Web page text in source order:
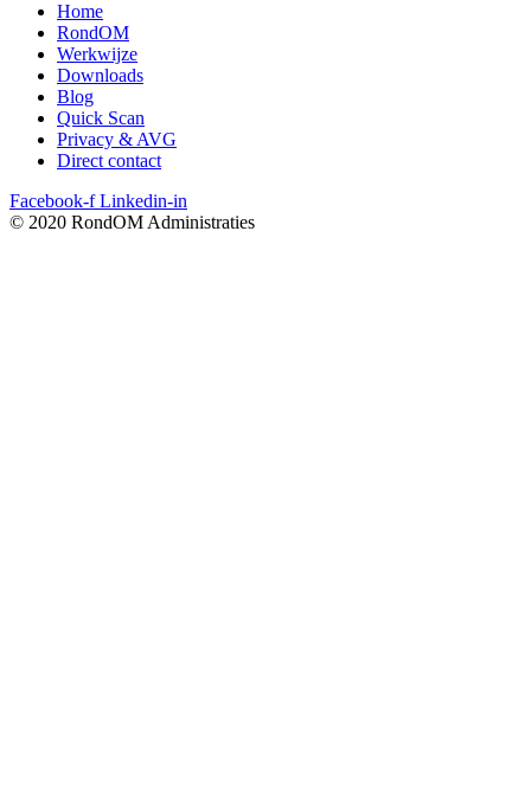
Home
RondOM
Werkwijze
Downloads
Blog
Quick Scan
Privacy & AVG
Direct contact
Facebook-f Linkedin-in
© 2020 RondOM Administraties